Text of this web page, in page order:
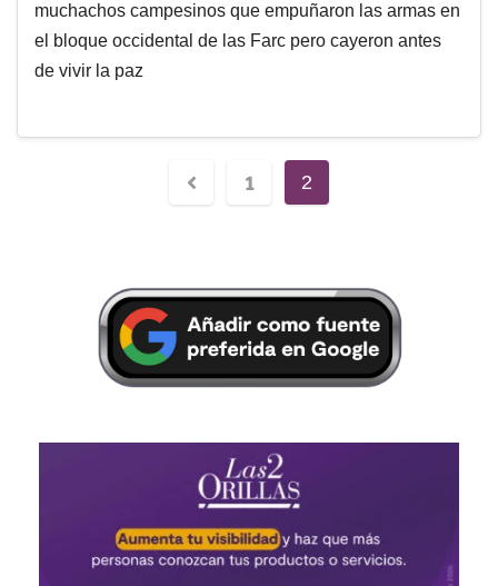
muchachos campesinos que empuñaron las armas en
el bloque occidental de las Farc pero cayeron antes
de vivir la paz
1 2